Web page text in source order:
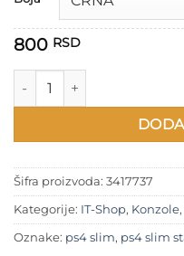
800 RSD
PS4 Slim vertikalni držač
Šifra proizvoda: 3417737
Kategorije: IT-Shop, Konzole,
Oznake: ps4 slim, ps4 slim